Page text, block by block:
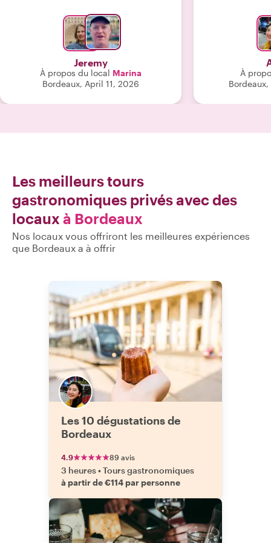
plaisir de nous recommander des
restaurants à tester. Remarque : Mon
évaluation du rapport qualité-prix est
influencée par le fait que je voyage
seule, ce qui explique un coût plus
élevé. Ma note serait plus élevée si
j’étais accompagnée d’amis. "
Jeremy
À propos du local Marina
Bordeaux, April 11, 2026
visite
recommande
n'importe
À
Les meilleurs tours
gastronomiques privés avec des
locaux à Bordeaux
Nos locaux vous offriront les meilleures expériences
que Bordeaux a à offrir
Les 10 dégustations de
Bordeaux
4.9 89 avis
3 heures•Tours gastronomiques
à partir de €114 par personne